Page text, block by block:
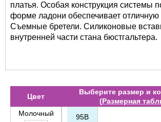
платья. Особая конструкция системы
форме ладони обеспечивает отличную
Съемные бретели. Силиконовые
внутренней части стана бюстгальтера.
Цвет
Выберите размер и
(Размерная
Молочный
95B